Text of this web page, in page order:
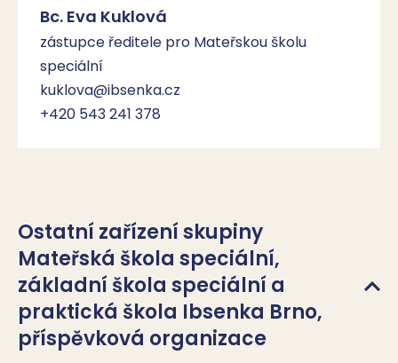
Bc. Eva Kuklová
zástupce ředitele pro Mateřskou školu
speciální
kuklova@ibsenka.cz
+420 543 241 378
Ostatní zařízení skupiny
Mateřská škola speciální,
základní škola speciální a
praktická škola Ibsenka Brno,
příspěvková organizace